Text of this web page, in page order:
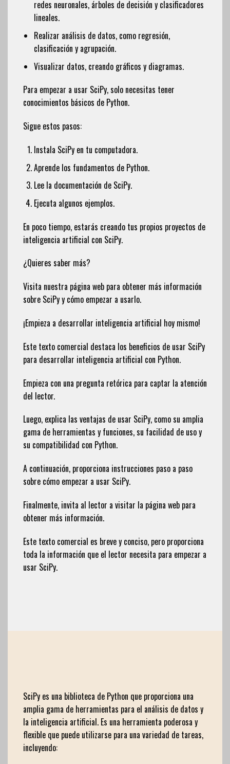
redes neuronales, árboles de decisión y clasificadores
lineales.
Realizar análisis de datos, como regresión,
clasificación y agrupación.
Visualizar datos, creando gráficos y diagramas.
Para empezar a usar SciPy, solo necesitas tener
conocimientos básicos de Python.
Sigue estos pasos:
Instala SciPy en tu computadora.
Aprende los fundamentos de Python.
Lee la documentación de SciPy.
Ejecuta algunos ejemplos.
En poco tiempo, estarás creando tus propios proyectos de
inteligencia artificial con SciPy.
¿Quieres saber más?
Visita nuestra página web para obtener más información
sobre SciPy y cómo empezar a usarlo.
¡Empieza a desarrollar inteligencia artificial hoy mismo!
Este texto comercial destaca los beneficios de usar SciPy
para desarrollar inteligencia artificial con Python.
Empieza con una pregunta retórica para captar la atención
del lector.
Luego, explica las ventajas de usar SciPy, como su amplia
gama de herramientas y funciones, su facilidad de uso y
su compatibilidad con Python.
A continuación, proporciona instrucciones paso a paso
sobre cómo empezar a usar SciPy.
Finalmente, invita al lector a visitar la página web para
obtener más información.
Este texto comercial es breve y conciso, pero proporciona
toda la información que el lector necesita para empezar a
usar SciPy.
SciPy es una biblioteca de Python que proporciona una
amplia gama de herramientas para el análisis de datos y
la inteligencia artificial. Es una herramienta poderosa y
flexible que puede utilizarse para una variedad de tareas,
incluyendo: